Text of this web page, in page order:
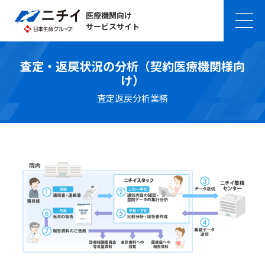
医療機関向け
サービスサイト
査定・返戻状況の分析（契約医療機関様向
け）
査定返戻分析業務